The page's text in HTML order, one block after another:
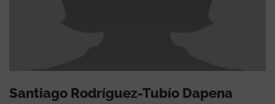
Santiago Rodríguez-Tubío Dapena